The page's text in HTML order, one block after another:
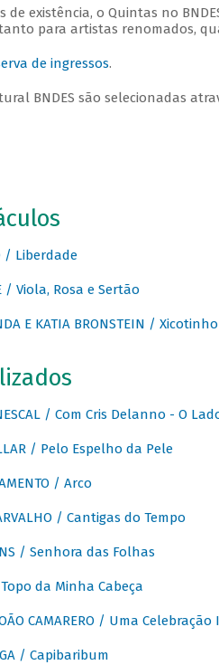
de existência, o Quintas no
para artistas renomados,
de ingressos.
BNDES são selecionadas
/ Liberdade
/ Viola, Rosa e Sertão
E KATIA BRONSTEIN /
/ Com Cris Delanno - O
/ Pelo Espelho da Pele
/ Arco
/ Cantigas do Tempo
/ Senhora das Folhas
Topo da Minha Cabeça
CAMARERO / Uma
/ Capibaribum